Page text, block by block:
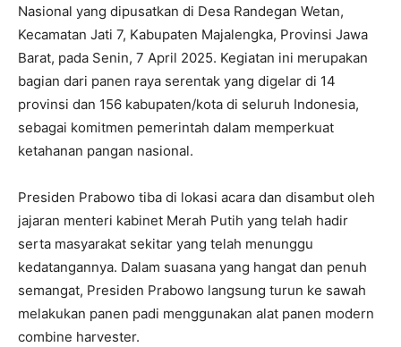
Nasional yang dipusatkan di Desa Randegan Wetan,
Kecamatan Jati 7, Kabupaten Majalengka, Provinsi Jawa
Barat, pada Senin, 7 April 2025. Kegiatan ini merupakan
bagian dari panen raya serentak yang digelar di 14
provinsi dan 156 kabupaten/kota di seluruh Indonesia,
sebagai komitmen pemerintah dalam memperkuat
ketahanan pangan nasional.
Presiden Prabowo tiba di lokasi acara dan disambut oleh
jajaran menteri kabinet Merah Putih yang telah hadir
serta masyarakat sekitar yang telah menunggu
kedatangannya. Dalam suasana yang hangat dan penuh
semangat, Presiden Prabowo langsung turun ke sawah
melakukan panen padi menggunakan alat panen modern
combine harvester.